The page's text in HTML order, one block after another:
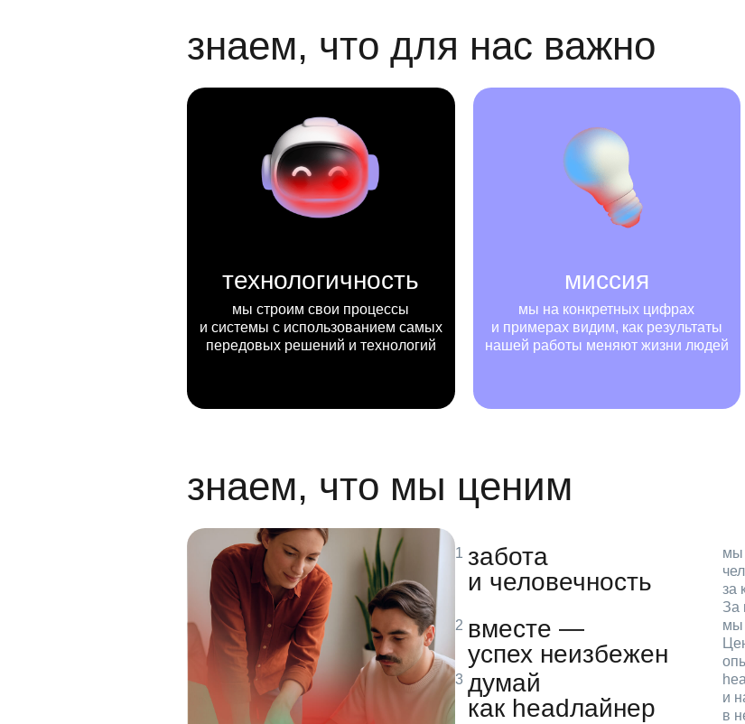
знаем, что для нас важно
технологичность
мы строим свои процессы
и системы с использованием самых
передовых решений и технологий
миссия
мы на конкретных цифрах
и примерах видим, как результаты
нашей работы меняют жизни людей
знаем, что мы ценим
забота
и человечность
мы
за
За
вместе —
успех неизбежен
мы
думай
как headлайнер
и
в